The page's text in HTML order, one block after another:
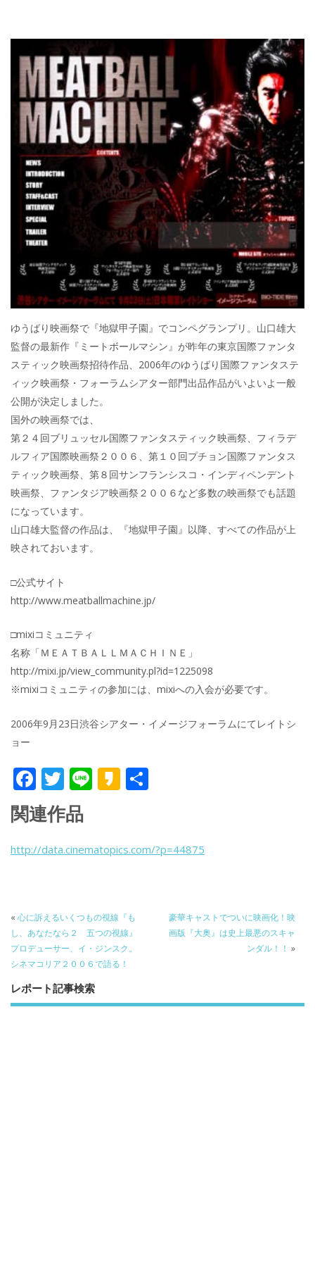
ゆうばり映画祭で『地獄甲子園』でコンペグランプリ。山口雄大
監督の最新作『ミートボールマシン』が昨年の東京国際ファンタ
スティック映画祭招待作品、2006年のゆうばり国際ファンタステ
ィック映画祭・フォーラムシアター部門出品作品がいよいよ一般
公開が決定しました。
国外の映画祭では、
第２４回ブリュッセル国際ファンタスティック映画祭、フィラデ
ルフィア国際映画祭２００６、第１０回プチョン国際ファンタス
ティック映画祭、第８回サンフランシスコ・インディペンデント
映画祭、ファンタジア映画祭２００６など多数の映画祭でも話題
になっています。
山口雄大監督の作品は、『地獄甲子園』以降、すべての作品が上
映されておいます。
□公式サイト
http://www.meatballmachine.jp/
□mixiコミュニティ
名称「ＭＥＡＴＢＡＬＬＭＡＣＨＩＮＥ」
http://mixi.jp/view_community.pl?id=1225098
※mixiコミュニティの参加には、mixiへの入会が必要です。
2006年9月23日渋谷シアター・イメージフォーラムにてレイトシ
ョー
F
ac
e
b
k
T
w
itt
er
Li K
a
関連作品
http://data.cinematopics.com/?p=44875
« 心に訴えるいくつもの視線『も
し、あなたなら２ 五つの視線』
プロデューサー、イ・ジンスク。
シネマコリア２００６で語る！
豪華キャストでついに映画化！映
画版『大奥』は史上最悪のスキャ
ンダル！！ »
レポート記事検索